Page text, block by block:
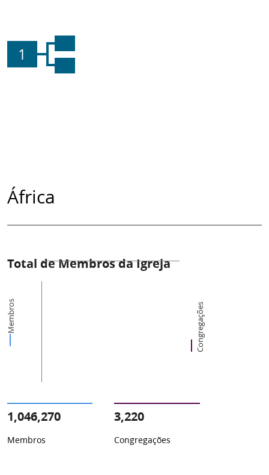
1
África
Total de Membros da Igreja
Membros Congregações
1,046,270
Membros
3,220
Congregações